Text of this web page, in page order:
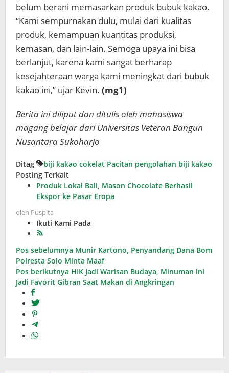
belum berani memasarkan produk bubuk kakao.
“Kami sempurnakan dulu, mulai dari kualitas
produk, kemampuan kuantitas produksi,
kemasan, dan lain-lain. Semoga upaya ini bisa
berlanjut, karena kami sangat berharap
kesejahteraan warga kami meningkat dari bubuk
kakao ini,” ujar Kevin. (mg1)
Berita ini diliput dan ditulis oleh mahasiswa
magang belajar dari Universitas Veteran Bangun
Nusantara Sukoharjo
Ditag biji kakao cokelat Pacitan pengolahan biji kakao
Posting Terkait
Produk Lokal Bali, Mason Chocolate Berhasil
Ekspor ke Pasar Eropa
oleh Puspita
Ikuti Kami Pada
Navigasi
pos
Pos sebelumnya Munir Kartono, Penyandang Dana Bom
Polresta Solo Minta Maaf
Pos berikutnya HIK Jadi Warisan Budaya, Minuman ini
Jadi Favorit Gibran Saat Makan di Angkringan